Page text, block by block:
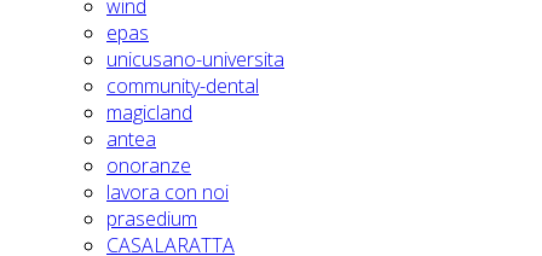
wind
epas
unicusano-universita
community-dental
magicland
antea
onoranze
lavora con noi
prasedium
CASALARATTA